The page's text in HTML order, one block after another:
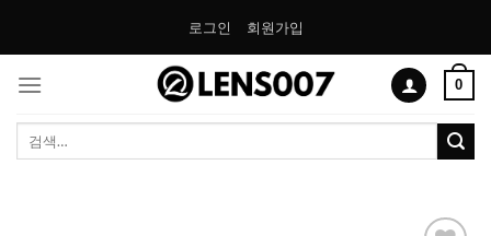
로그인 회원가입
0
색: